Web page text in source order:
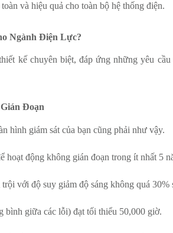
và hiệu quả cho toàn bộ hệ thống điện.
Ngành Điện Lực?
kế chuyên biệt, đáp ứng những yêu
Đoạn
hình giám sát của bạn cũng phải như vậy.
hoạt động không gián đoạn trong ít nhất 5
với độ suy giảm độ sáng không quá 30%
giữa các lỗi) đạt tối thiểu 50,000 giờ.